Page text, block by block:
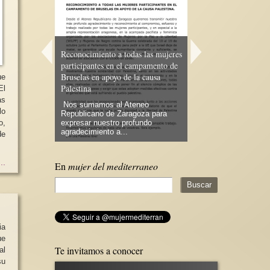
en
Reconocimiento a todas las mujeres
participantes en el campamento de
Bruselas en apoyo de la causa
Palestina
Nos sumamos al Ateneo
Republicano de Zaragoza para
expresar nuestro profundo
agradecimiento a...
Necesitamos la
En mujer del mediterraneo
Te invitamos a conocer